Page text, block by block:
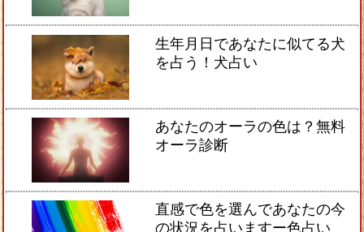
生年月日であなたに似てる犬
を占う！犬占い
あなたのオーラの色は？無料
オーラ診断
直感で色を選んであなたの今
の状況を占いますー色占い